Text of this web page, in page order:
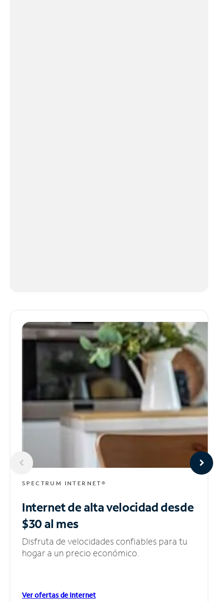
SPECTRUM INTERNET®
Internet de alta velocidaddesde
$30 al mes
Disfruta de velocidades confiables para tu
hogar a un precio económico.
Ver ofertas de Internet